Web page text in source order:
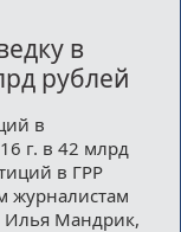
в
рублей
в
г. в 42 млрд
в ГРР
журналистам
Илья Мандрик,